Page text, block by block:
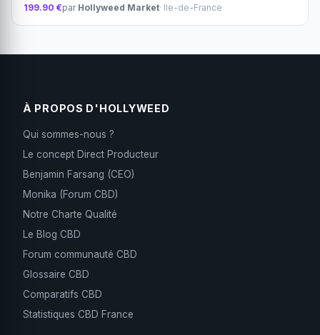
199.90 €par Hollyweed Market· Ile-de-France
À PROPOS D'HOLLYWEED
Qui sommes-nous ?
Le concept Direct Producteur
Benjamin Farsang (CEO)
Monika (Forum CBD)
Notre Charte Qualité
Le Blog CBD
Forum communauté CBD
Glossaire CBD
Comparatifs CBD
Statistiques CBD France